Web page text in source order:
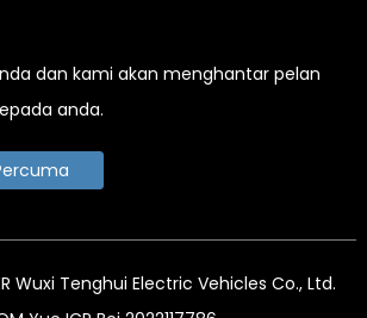
dan kami akan menghantar pelan
anda.
Wuxi Tenghui Electric Vehicles Co., Ltd.